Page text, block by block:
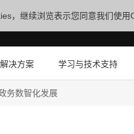
，继续浏览表示您同意我们使用
决方案 学习与技术支持
务数智化发展